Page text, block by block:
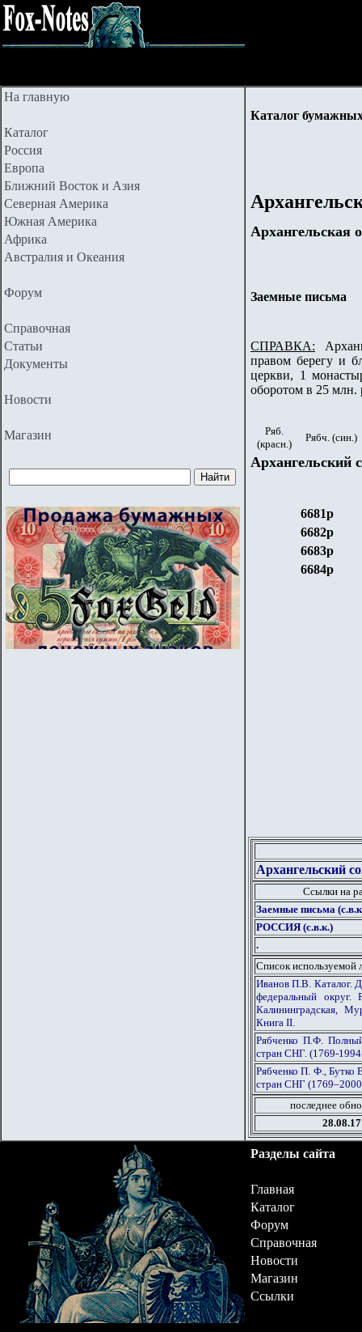
На главную
Каталог
Россия
Европа
Ближний Восток и Азия
Северная Америка
Южная Америка
Африка
Австралия и Океания
Форум
Справочная
Статьи
Документы
Новости
Магазин
Каталог
Архангельская
Заемные письма
СПРАВКА:
правом берегу и
церкви, 1
оборотом в 25 млн.
Ряб.
(красн.)
Рябч. (син.)
Архангельский
6681р
6682р
6683р
6684р
Архангельский
Ссылки на
Заемные письма
РОССИЯ (с.в.к.)
.
Список используемой
Иванов П.В. Каталог.
федеральный округ.
Калининградская,
Книга II.
Рябченко П.Ф.
стран СНГ. (1769-
Рябченко П. Ф., Бутко
стран СНГ
последнее
28.08.17
Разделы сайта
Главная
Каталог
Форум
Справочная
Новости
Магазин
Ссылки